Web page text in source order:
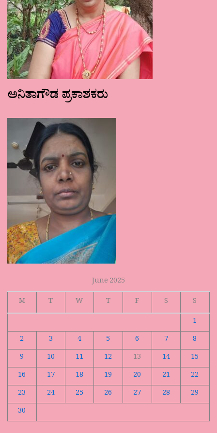
ಅನಿತಾಗೌಡ ಪ್ರಕಾಶಕರು
June 2025
M
T W T F S
S
1
2
3 4 5 6 7
8
9
10 11 12 13 14
15
16
17 18 19 20 21
22
23
24 25 26 27 28
29
30